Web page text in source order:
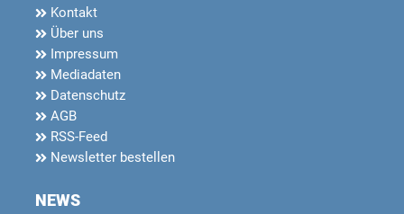
Kontakt
Über uns
Impressum
Mediadaten
Datenschutz
AGB
RSS-Feed
Newsletter bestellen
NEWS